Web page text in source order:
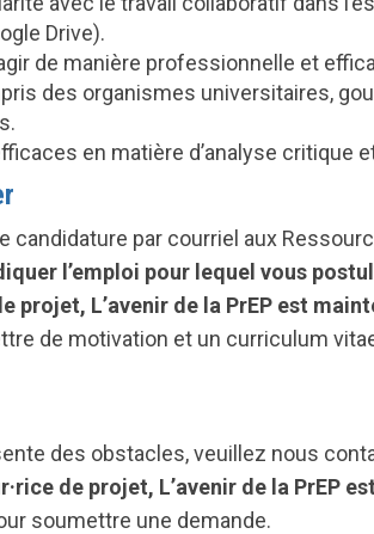
Drive).
de manière professionnelle et
des organismes universitaires,
en matière d’analyse critique
candidature par courriel aux
l’emploi pour lequel vous
projet, L’avenir de la PrEP est
de motivation et un curriculum
des obstacles, veuillez nous
de projet, L’avenir de la PrEP
soumettre une demande.